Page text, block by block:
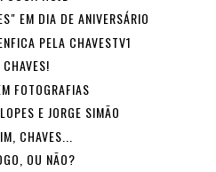
EM DIA DE ANIVERSÁRIO
PELA CHAVESTV1
FOTOGRAFIAS
E JORGE SIMÃO
CHAVES...
OU NÃO?